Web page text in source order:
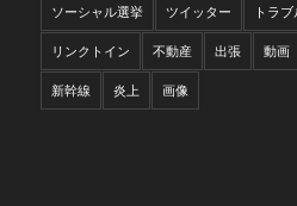
ソーシャル選挙 ツイッター トラブ
リンクトイン 不動産 出張 動画
新幹線 炎上 画像